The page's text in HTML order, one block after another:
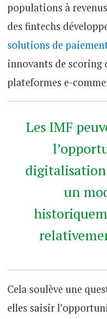
populations à
des fintechs
solutions de
innovants de scoring
plateformes e-
Les IMF
un
Cela soulève une
elles saisir